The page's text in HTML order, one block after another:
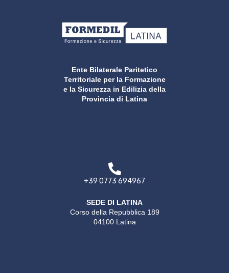
Ente Bilaterale Paritetico
Territoriale per la Formazione
e la Sicurezza in Edilizia della
Provincia di Latina
+39 0773 694967
SEDE DI LATINA
Corso della Repubblica 189
04100 Latina